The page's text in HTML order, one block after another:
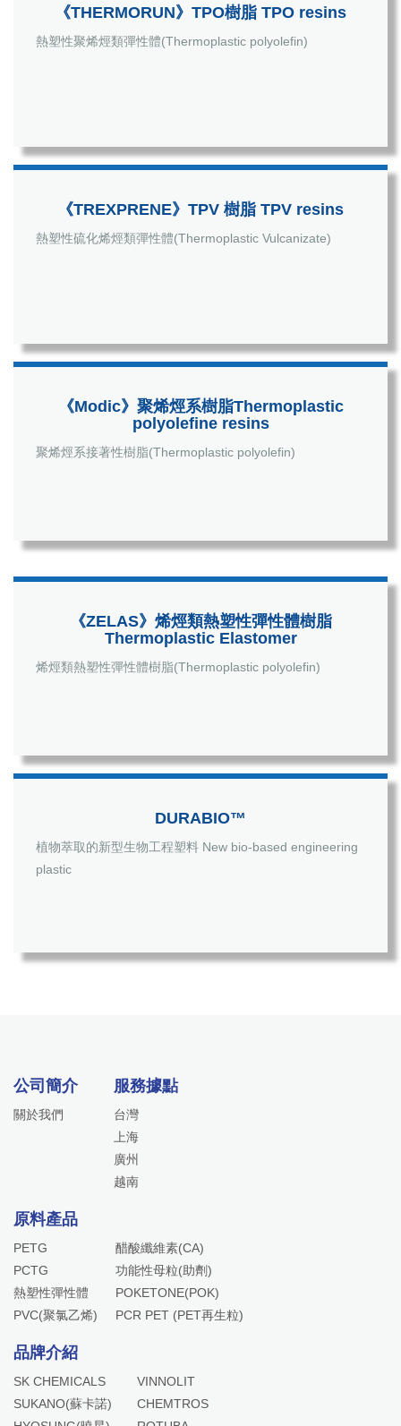
《THERMORUN》TPO樹脂 TPO resins
熱塑性聚烯烴類彈性體(Thermoplastic polyolefin)
《TREXPRENE》TPV 樹脂 TPV resins
熱塑性硫化烯烴類彈性體(Thermoplastic Vulcanizate)
《Modic》聚烯烴系樹脂Thermoplastic
polyolefine resins
聚烯烴系接著性樹脂(Thermoplastic polyolefin)
《ZELAS》烯烴類熱塑性彈性體樹脂
Thermoplastic Elastomer
烯烴類熱塑性彈性體樹脂(Thermoplastic polyolefin)
DURABIO™
植物萃取的新型生物工程塑料 New bio-based engineering
plastic
公司簡介
關於我們
服務據點
台灣
上海
廣州
越南
原料產品
PETG
PCTG
熱塑性彈性體
PVC(聚氯乙烯)
醋酸纖維素(CA)
功能性母粒(助劑)
POKETONE(POK)
PCR PET (PET再生粒)
品牌介紹
SK CHEMICALS
SUKANO(蘇卡諾)
VINNOLIT
CHEMTROS